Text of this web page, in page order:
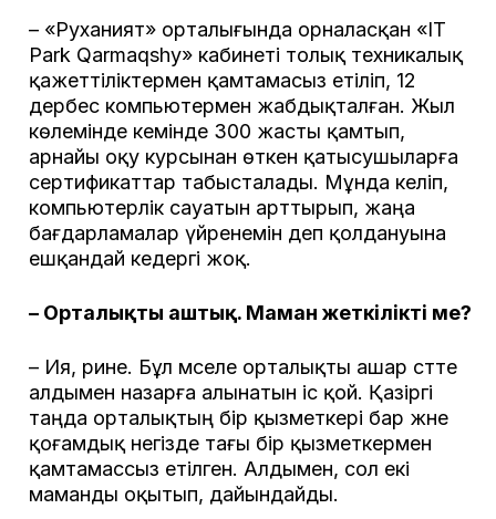
– «Руханият» орталығында орналасқан «IT
Park Qarmaqshy» кабинеті толық техникалық
қажеттіліктермен қамтамасыз етіліп, 12
дербес компьютермен жабдықталған. Жыл
көлемінде кемінде 300 жасты қамтып,
арнайы оқу курсынан өткен қатысушыларға
сертификаттар табысталады. Мұнда келіп,
компьютерлік сауатын арттырып, жаңа
бағдарламалар үйренемін деп қолдануына
ешқандай кедергі жоқ.
– Орталықты аштық. Маман жеткілікті ме?
– Ия, әрине. Бұл мәселе орталықты ашар сәтте
алдымен назарға алынатын іс қой. Қазіргі
таңда орталықтың бір қызметкері бар және
қоғамдық негізде тағы бір қызметкермен
қамтамассыз етілген. Алдымен, сол екі
маманды оқытып, дайындайды.